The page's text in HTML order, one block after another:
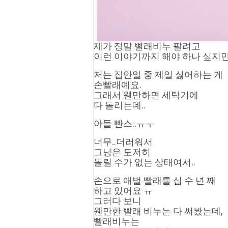
제가 정말 빨래비누 팔려고
이런 이야기까지 해야 하나 싶지
저는 집안일 중 제일 싫어하는 게
손빨래예요.
그래서 웬만하면 세탁기에
다 돌리는데..
아들 빤스..ㅠㅜ
너무..더러워서
그냥은 도저히
돌릴 수가 없는 상태여서..
손으로 애벌 빨래를 십 수 년 째
하고 있어요 ㅠ
그러다 보니
웬만한 빨래 비누는 다 써봤는데,
빨래비누는